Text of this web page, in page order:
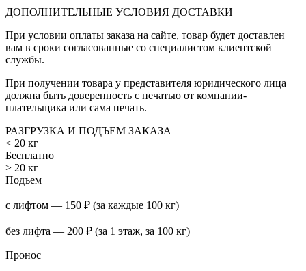
ДОПОЛНИТЕЛЬНЫЕ УСЛОВИЯ ДОСТАВКИ
При условии оплаты заказа на сайте, товар будет доставлен
вам в сроки согласованные со специалистом клиентской
службы.
При получении товара у представителя юридического лица
должна быть доверенность с печатью от компании-
плательщика или сама печать.
РАЗГРУЗКА И ПОДЪЕМ ЗАКАЗА
< 20 кг
Бесплатно
> 20 кг
Подъем
с лифтом — 150 ₽ (за каждые 100 кг)
без лифта — 200 ₽ (за 1 этаж, за 100 кг)
Пронос